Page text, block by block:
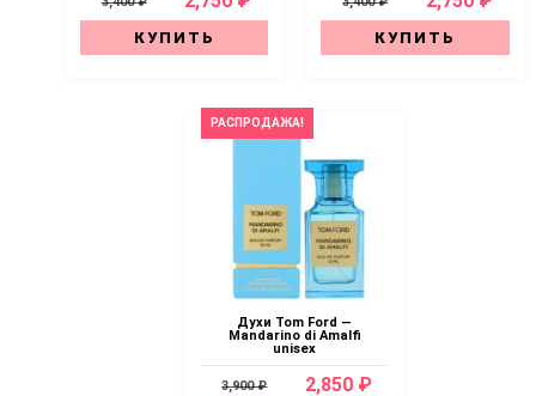
КУПИТЬ КУПИТЬ
РАСПРОДАЖА!
Духи Tom Ford —
Mandarino di Amalfi
unisex
3,900 ₽ 2,850 ₽